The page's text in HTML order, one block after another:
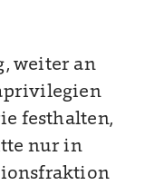
weiter an
festhalten,
nur in